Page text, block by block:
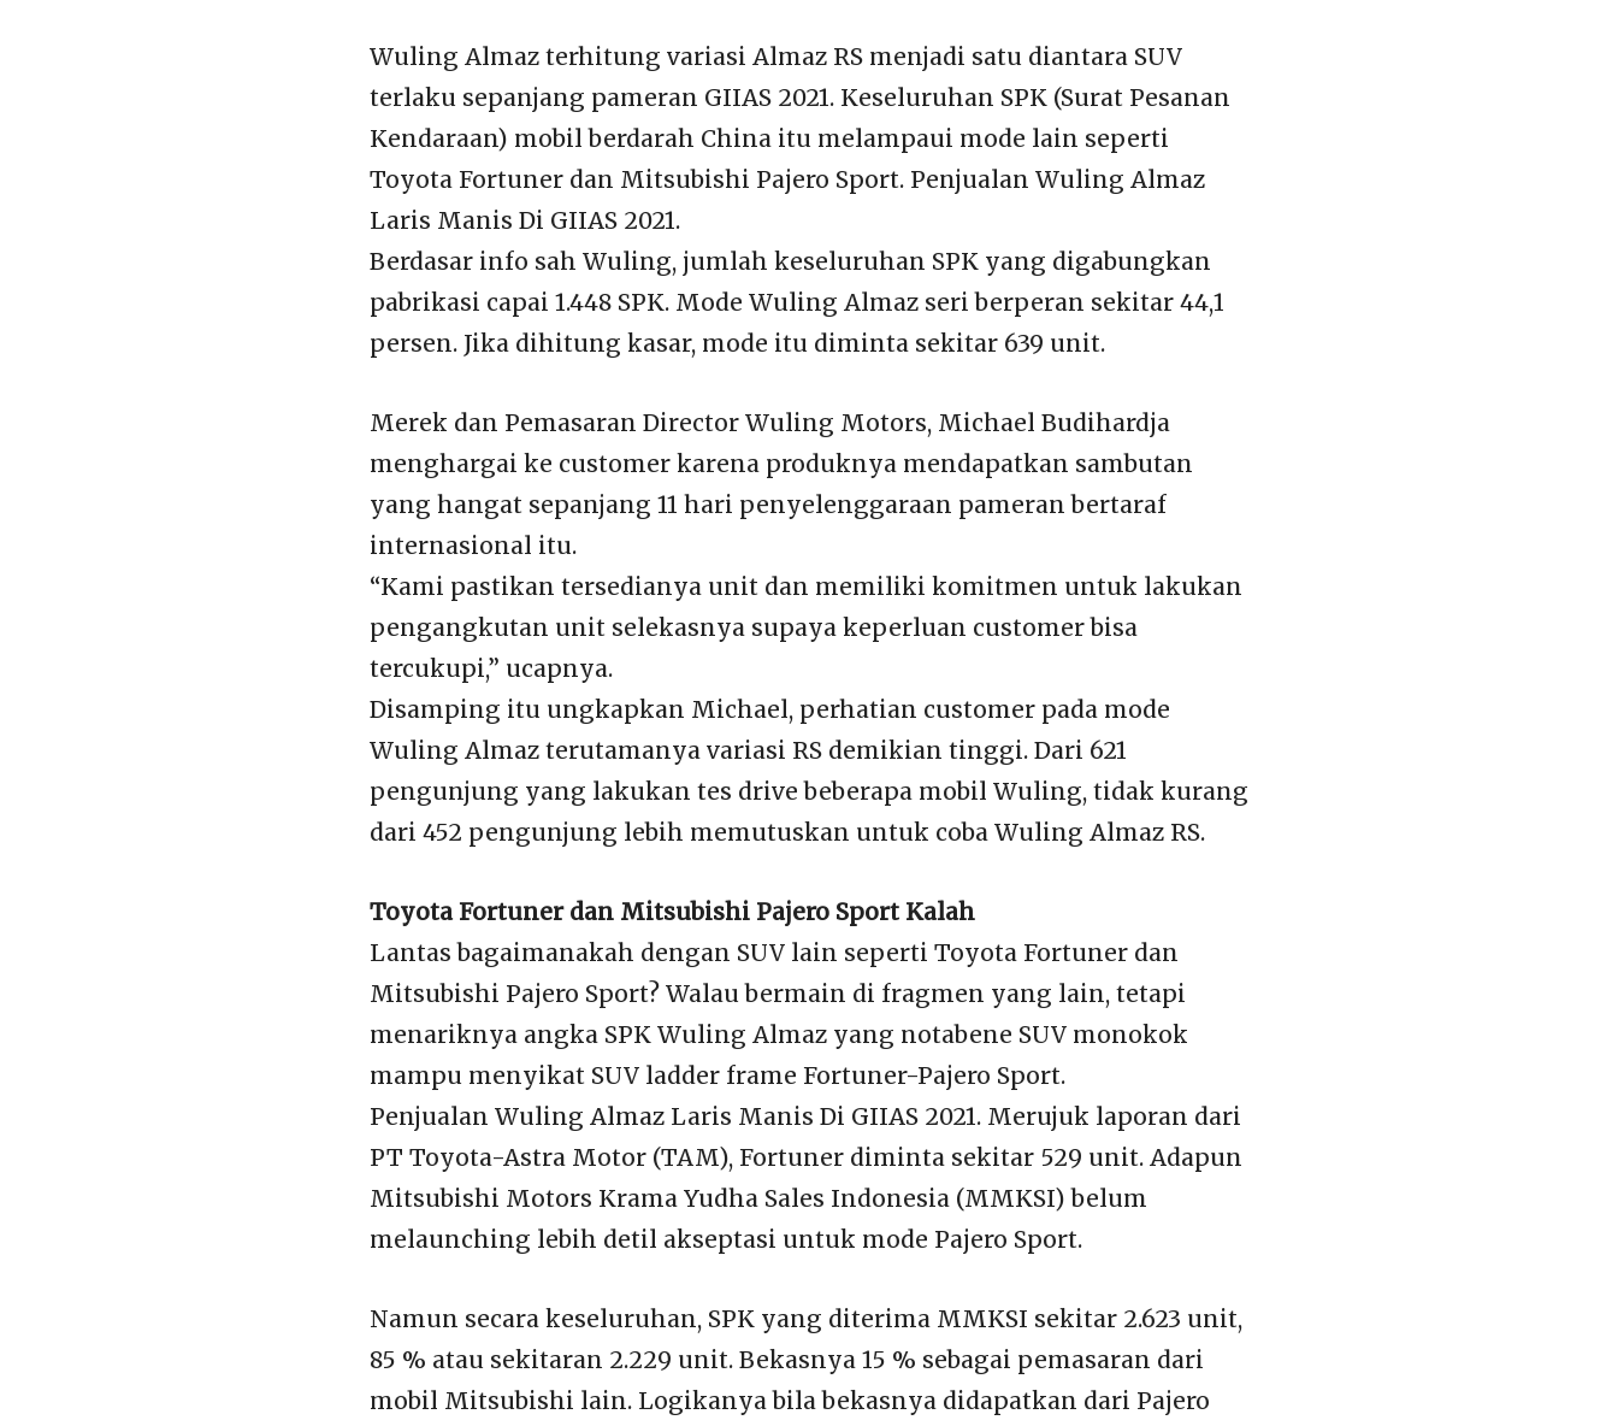
Wuling Almaz terhitung variasi Almaz RS menjadi satu diantara SUV
terlaku sepanjang pameran GIIAS 2021. Keseluruhan SPK (Surat Pesanan
Kendaraan) mobil berdarah China itu melampaui mode lain seperti
Toyota Fortuner dan Mitsubishi Pajero Sport. Penjualan Wuling Almaz
Laris Manis Di GIIAS 2021.
Berdasar info sah Wuling, jumlah keseluruhan SPK yang digabungkan
pabrikasi capai 1.448 SPK. Mode Wuling Almaz seri berperan sekitar 44,1
persen. Jika dihitung kasar, mode itu diminta sekitar 639 unit.
Merek dan Pemasaran Director Wuling Motors, Michael Budihardja
menghargai ke customer karena produknya mendapatkan sambutan
yang hangat sepanjang 11 hari penyelenggaraan pameran bertaraf
internasional itu.
“Kami pastikan tersedianya unit dan memiliki komitmen untuk lakukan
pengangkutan unit selekasnya supaya keperluan customer bisa
tercukupi,” ucapnya.
Disamping itu ungkapkan Michael, perhatian customer pada mode
Wuling Almaz terutamanya variasi RS demikian tinggi. Dari 621
pengunjung yang lakukan tes drive beberapa mobil Wuling, tidak kurang
dari 452 pengunjung lebih memutuskan untuk coba Wuling Almaz RS.
Toyota Fortuner dan Mitsubishi Pajero Sport Kalah
Lantas bagaimanakah dengan SUV lain seperti Toyota Fortuner dan
Mitsubishi Pajero Sport? Walau bermain di fragmen yang lain, tetapi
menariknya angka SPK Wuling Almaz yang notabene SUV monokok
mampu menyikat SUV ladder frame Fortuner-Pajero Sport.
Penjualan Wuling Almaz Laris Manis Di GIIAS 2021. Merujuk laporan dari
PT Toyota-Astra Motor (TAM), Fortuner diminta sekitar 529 unit. Adapun
Mitsubishi Motors Krama Yudha Sales Indonesia (MMKSI) belum
melaunching lebih detil akseptasi untuk mode Pajero Sport.
Namun secara keseluruhan, SPK yang diterima MMKSI sekitar 2.623 unit,
85 % atau sekitaran 2.229 unit. Bekasnya 15 % sebagai pemasaran dari
mobil Mitsubishi lain. Logikanya bila bekasnya didapatkan dari Pajero